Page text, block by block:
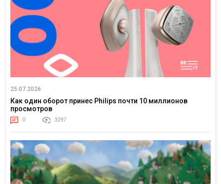
25.07.2026
Как один оборот принес Philips почти 10 миллионов
просмотров
0 3297